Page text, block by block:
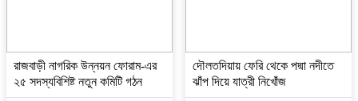
রাজবাড়ী নাগরিক উন্নয়ন ফোরাম-এর
২৫ সদস্যবিশিষ্ট নতুন কমিটি গঠন
দৌলতদিয়ায় ফেরি থেকে পদ্মা নদীতে
ঝাঁপ দিয়ে যাত্রী নিখোঁজ